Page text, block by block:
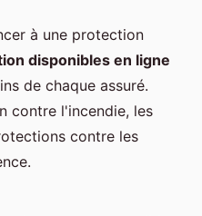
à une protection
disponibles en ligne
de chaque assuré.
contre l'incendie, les
contre les